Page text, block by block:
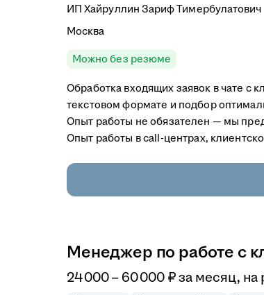
ИПХайруллин Зариф Тимербулатович
Москва
Можно без резюме
Обработка входящих заявок в чате с
текстовом формате и подбор
Опыт работы не обязателен — мы
Опыт работы в call-центрах,
Менеджер по работе с
24 000–60 000 ₽ за месяц, на